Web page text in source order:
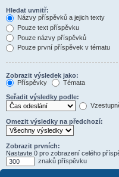
Hledat uvnitř:
Názvy příspěvků a jejich texty
Pouze text příspěvku
Pouze názvy příspěvků
Pouze první příspěvek v tématu
Zobrazit výsledek jako:
Příspěvky
Témata
Seřadit výsledky podle:
Omezit výsledky na předchozí:
Zobrazit prvních:
Nastavte 0 pro zobrazení celého
znaků příspěvku